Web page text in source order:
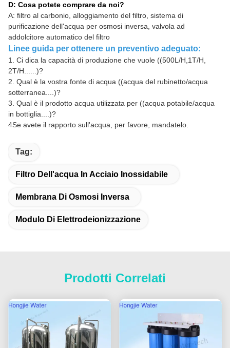
D: Cosa potete comprare da noi?
A: filtro al carbonio, alloggiamento del filtro, sistema di
purificazione dell'acqua per osmosi inversa, valvola ad
addolcitore automatico del filtro
Linee guida per ottenere un preventivo adeguato:
1. Ci dica la capacità di produzione che vuole ((500L/H,1T/H,
2T/H......)?
2. Qual è la vostra fonte di acqua ((acqua del rubinetto/acqua
sotterranea....)?
3. Qual è il prodotto acqua utilizzata per ((acqua potabile/acqua
in bottiglia....)?
4Se avete il rapporto sull'acqua, per favore, mandatelo.
Tag:
Filtro Dell'acqua In Acciaio Inossidabile
Membrana Di Osmosi Inversa
Modulo Di Elettrodeionizzazione
Prodotti Correlati